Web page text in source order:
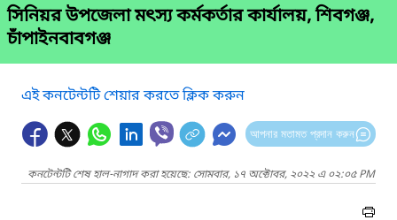
সিনিয়র উপজেলা মৎস্য কর্মকর্তার কার্যালয়, শিবগঞ্জ,
চাঁপাইনবাবগঞ্জ
এই কনটেন্টটি শেয়ার করতে ক্লিক করুন
আপনার মতামত প্রদান করুন
কনটেন্টটি শেষ হাল-নাগাদ করা হয়েছে: সোমবার, ১৭ অক্টোবর, ২০২২ এ ০২:০৫ PM